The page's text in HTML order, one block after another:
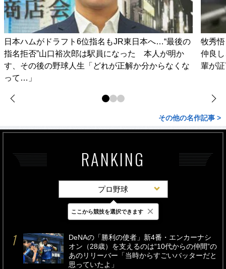
日本ハムがドラフト6位指名もJR東日本へ…“最後の
指名拒否”山口裕次郎は駅員になった 本人が明か
す、その後の野球人生「どれが正解か分からなくな
って…」
牧秀
仲良
輩が
その他の名作記事 >
RANKING
プロ野球
最新 24時間 週間
DeNAの「勝利の使者」新4番・エンカーナシ
オン（28歳）を支えるのは“10代からの仲間”の
あのリリーバー「当時からすごいバッターだと
思っていたよ」
ここから競技を選択できます ×